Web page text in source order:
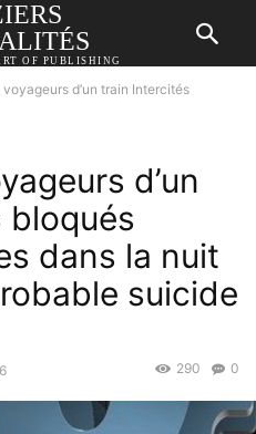
OF PUBLISHING
voyageurs d’un train Intercités
d’un
dans la nuit
suicide
0
290